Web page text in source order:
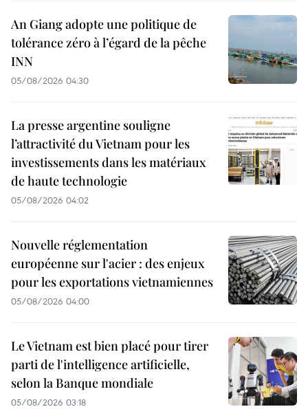
An Giang adopte une politique de
tolérance zéro à l’égard de la pêche
INN
05/08/2026 04:30
La presse argentine souligne
l’attractivité du Vietnam pour les
investissements dans les matériaux
de haute technologie
05/08/2026 04:02
Nouvelle réglementation
européenne sur l'acier : des enjeux
pour les exportations vietnamiennes
05/08/2026 04:00
Le Vietnam est bien placé pour tirer
parti de l'intelligence artificielle,
selon la Banque mondiale
05/08/2026 03:18